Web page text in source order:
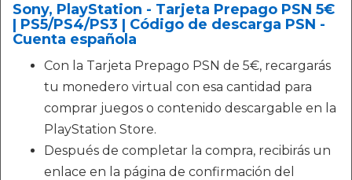
Sony, PlayStation - Tarjeta Prepago PSN 5€
| PS5/PS4/PS3 | Código de descarga PSN -
Cuenta española
Con la Tarjeta Prepago PSN de 5€, recargarás
tu monedero virtual con esa cantidad para
comprar juegos o contenido descargable en la
PlayStation Store.
Después de completar la compra, recibirás un
enlace en la página de confirmación del